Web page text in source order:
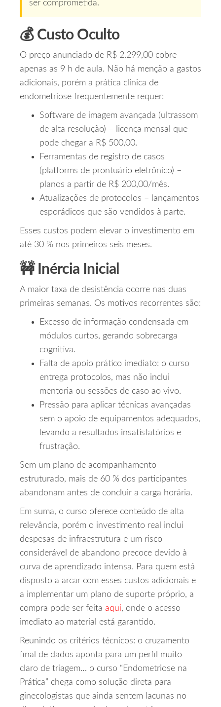
ser comprometida.
💰 Custo Oculto
O preço anunciado de R$ 2.299,00 cobre
apenas as 9 h de aula. Não há menção a gastos
adicionais, porém a prática clínica de
endometriose frequentemente requer:
Software de imagem avançada (ultrassom
de alta resolução) – licença mensal que
pode chegar a R$ 500,00.
Ferramentas de registro de casos
(platforms de prontuário eletrônico) –
planos a partir de R$ 200,00/mês.
Atualizações de protocolos – lançamentos
esporádicos que são vendidos à parte.
Esses custos podem elevar o investimento em
até 30 % nos primeiros seis meses.
🚧 Inércia Inicial
A maior taxa de desistência ocorre nas duas
primeiras semanas. Os motivos recorrentes são:
Excesso de informação condensada em
módulos curtos, gerando sobrecarga
cognitiva.
Falta de apoio prático imediato: o curso
entrega protocolos, mas não inclui
mentoria ou sessões de caso ao vivo.
Pressão para aplicar técnicas avançadas
sem o apoio de equipamentos adequados,
levando a resultados insatisfatórios e
frustração.
Sem um plano de acompanhamento
estruturado, mais de 60 % dos participantes
abandonam antes de concluir a carga horária.
Em suma, o curso oferece conteúdo de alta
relevância, porém o investimento real inclui
despesas de infraestrutura e um risco
considerável de abandono precoce devido à
curva de aprendizado intensa. Para quem está
disposto a arcar com esses custos adicionais e
a implementar um plano de suporte próprio, a
compra pode ser feita aqui, onde o acesso
imediato ao material está garantido.
Reunindo os critérios técnicos: o cruzamento
final de dados aponta para um perfil muito
claro de triagem… o curso “Endometriose na
Prática” chega como solução direta para
ginecologistas que ainda sentem lacunas no